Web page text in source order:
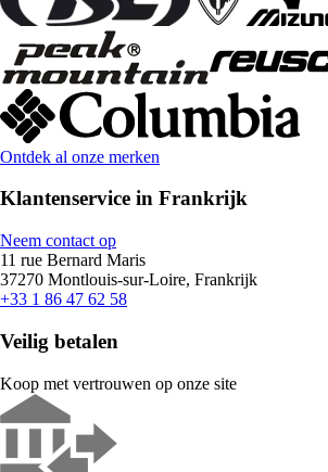
Ontdek al onze merken
Klantenservice in Frankrijk
Neem contact op
11 rue Bernard Maris
37270 Montlouis-sur-Loire, Frankrijk
+33 1 86 47 62 58
Veilig betalen
Koop met vertrouwen op onze site